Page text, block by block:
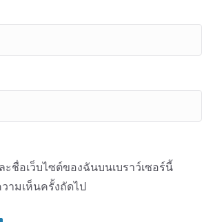
ชื่อเว็บไซต์ของฉันบนเบราว์เซอร์นี้
ามเห็นครั้งถัดไป